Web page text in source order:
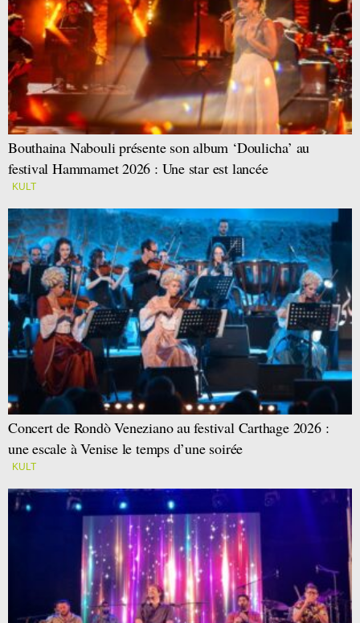
Bouthaina Nabouli présente son album ‘Doulicha’ au
festival Hammamet 2026 : Une star est lancée
KULT
Concert de Rondò Veneziano au festival Carthage 2026 :
une escale à Venise le temps d’une soirée
KULT